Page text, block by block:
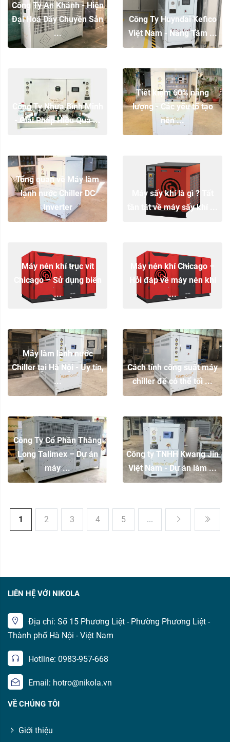
Công Ty An Khánh - Hiện
Đại Hoá Dây Chuyền Sản
...
Công Ty Huyndai Kefico
Việt Nam - Nâng Tầm ...
Công Ty Nhựa Bình Minh
- Giải Pháp Hiệu Quả ...
Tiết kiệm 60% năng
lượng - Các yếu tố tạo
nên ...
Tổng quan về Máy làm
lạnh nước Chiller DC
Inverter
Máy sấy khí là gì ? Tất
tần tật về máy sấy khí ...
Máy nén khí trục vít
Chicago – Sử dụng biến
...
Máy nén khí Chicago –
Hỏi đáp về máy nén khí
...
Máy làm lạnh nước
Chiller tại Hà Nội - Uy tín,
...
Cách tính công suất máy
chiller để có thể tối ...
Công Ty Cổ Phần Thăng
Long Talimex – Dự án
máy ...
Công ty TNHH Kwang Jin
Việt Nam - Dự án làm ...
1 2 3 4 5 ...
LIÊN HỆ VỚI NIKOLA
Địa chỉ: Số 15 Phương Liệt - Phường Phương Liệt -
Thành phố Hà Nội - Việt Nam
Hotline: 0983-957-668
Email: hotro@nikola.vn
VỀ CHÚNG TÔI
Giới thiệu